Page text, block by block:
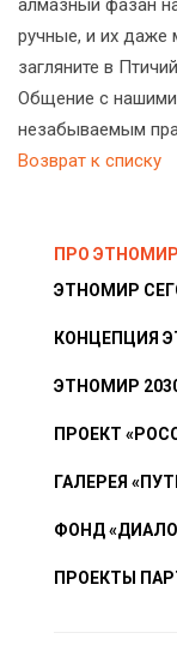
алмазный фазан
ручные, и их даже
загляните в
Общение с
незабываемым
Возврат к списку
ПРО ЭТНОМИР
ЭТНОМИР
КОНЦЕПЦИЯ
ЭТНОМИР
ПРОЕКТ
ГАЛЕРЕЯ
ФОНД
ПРОЕКТЫ